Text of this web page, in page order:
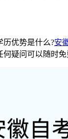
优势是什么?安
疑问可以随时免